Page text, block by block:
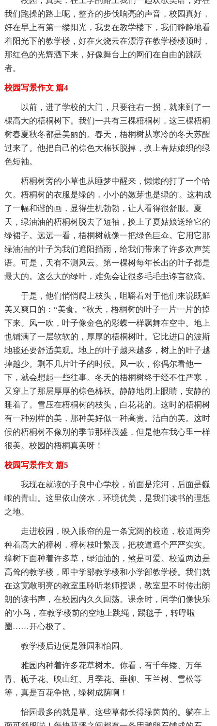
我们跑操的路上呢，整齐的步伐响亮的声音，校园真好，
好在早上有第一缕阳光，我要在教学楼下，我们静静地看
着阳光下的教学楼，好在火烧云在漂浮在教学楼楼顶时，
那红色的光辉洒下来，好像舞台上的网们在自由的跳跃
者。
校园写景作文 篇4
以前，进了学校的大门，只要往右一拐，就来到了一
棵高大的梧桐树下。我们一共有三棵梧桐树，这三棵梧桐
树春夏秋冬都是美丽的。春天，梧桐树从寒冷的冬天苏醒
过来了。他把自己的棕色大棉袄脱掉，换上春姑娘织的绿
色短袖。
梧桐树旁的小草也从睡梦中醒来，懒懒的打了一个哈
欠。梧桐树的衣服是绿的，小小的嫩芽也是绿的'。这构成
了一幅和谐的画，显得生机勃勃，让人看得很舒服。夏
天，绿油油的梧桐树脱去了短袖，换上了夏姑娘送给它的
绿裙子。远远一看，梧桐树就像一把绿色巨伞。它用它那
绿油油的叶子为我们遮阳挡雨，给我们带来了许多欢声笑
语。可是，天有不测风云。第一棵树每年长出的叶子都是
最大的。这么大的绿叶，难免会让很多毛毛虫谗言欲滴。
于是，他们悄悄爬上枝头，咀嚼着对于他们来说既鲜
美又爽口的：“美食。”秋天，梧桐树的叶子一片一片的掉
下来。风一吹，叶子像金色的彩蝶一样飘舞在空中。地上
也铺满了一层软软的，厚厚的梧桐树叶。它比进口的波斯
地毯还要舒适美观。地上的叶子越来越多，树上的叶子越
掉越少。剩不几片叶子的时候。风一吹，你偶尔看他一
下，就会想起一些往事。冬天的梧桐树终于经不住严寒，
又穿上了那层厚厚的棕色棉袄。静静地闭上眼睛，安静的
睡着了。雪压在梧桐树的枝头，白花花的。这时的梧桐树
有一种别样的美，那种美好似一种高贵。洁白的美。这时
候的梧桐树不像别的季节那样茂盛，但是他在我心里一样
很美。校园的梧桐真美呀！
校园写景作文 篇5
我现在就读的子良中心学校，前面是沱河，后面是巍
峨的青山。这里依山傍水，环境优美，是我们读书的理想
之地。
走进校园，映入眼帘的是一条宽阔的校道，校道两旁
种着高大的樟树，樟树枝叶繁茂，把校道遮个严严实实。
樟树下面种着许多草，绿油油的，煞是可爱。校道两边是
高耸的教学楼，即中学部教学楼和小学部教学楼。我们就
在这宽敞明亮的教室里聆听老师授课，教室里不时传出朗
朗的读书声，在校园内久久回荡。课余时，同学们像快乐
的'小鸟，在教学楼前的空地上跳绳，踢毯子，转呼啦
圈……开心极了。
教学楼后边便是雅园和怡园。
雅园内种着许多花草树木。你看，有千年矮、万年
青、栀子花、映山红、月季花、垂柳、玉兰树、雪松等
等，真是百花争艳，绿树成荫啊！
怡园最多的就是草。这些草都长得绿茵茵的。躺在上